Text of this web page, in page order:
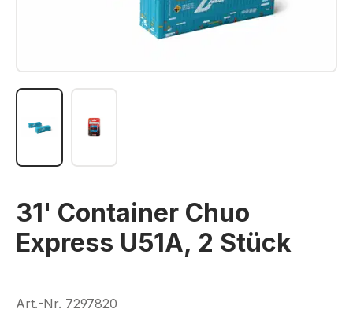
31' Container Chuo
Express U51A, 2 Stück
Art.-Nr. 7297820